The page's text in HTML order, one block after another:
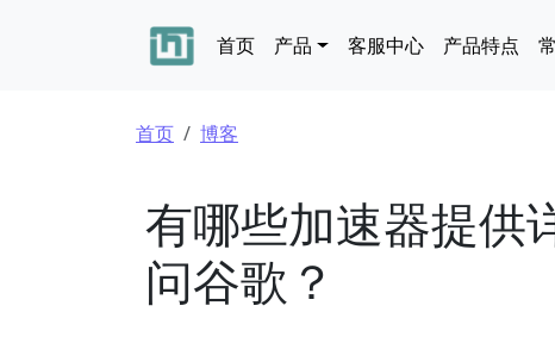
Main navigation
首页 产品 客服中心 产品特点
面包屑
首页 博客
有哪些加速器提供
问谷歌？